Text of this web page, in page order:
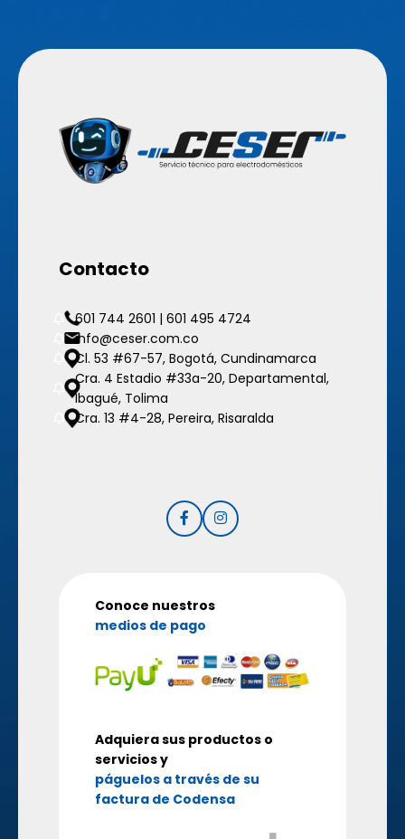
Contacto
601 744 2601 | 601 495 4724
info@ceser.com.co
Cl. 53 #67-57, Bogotá, Cundinamarca
Cra. 4 Estadio #33a-20, Departamental,
Ibagué, Tolima
Cra. 13 #4-28, Pereira, Risaralda
Conoce nuestros
medios de pago
Adquiera sus productos o
servicios y
páguelos a través de su
factura de Codensa